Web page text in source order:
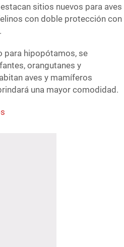
sitios nuevos para aves
con doble protección con
para hipopótamos, se
orangutanes y
aves y mamíferos
una mayor comodidad.